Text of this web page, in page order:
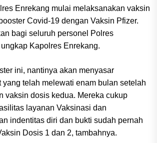
Enrekang mulai melaksanakan vaksin
Covid-19 dengan Vaksin Pfizer.
bagi seluruh personel Polres
ungkap Kapolres Enrekang.
ini, nantinya akan menyasar
yang telah melewati enam bulan setelah
vaksin dosis kedua. Mereka cukup
layanan Vaksinasi dan
indentitas diri dan bukti sudah pernah
Dosis 1 dan 2, tambahnya.